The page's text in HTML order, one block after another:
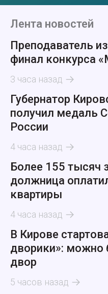
Лента новостей
Преподаватель
финал конкурса
3 часа назад
Губернатор
получил медаль
России
4 часа назад
Более 155 тысяч
должница
квартиры
4 часа назад
В Кирове
дворики»: можно
двор
5 часов назад